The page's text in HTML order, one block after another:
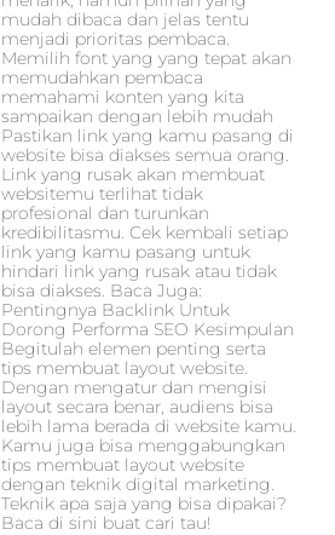
mudah dibaca dan jelas tentu
menjadi prioritas pembaca.
Memilih font yang yang tepat akan
memudahkan pembaca
memahami konten yang kita
sampaikan dengan lebih mudah
Pastikan link yang kamu pasang di
website bisa diakses semua orang.
Link yang rusak akan membuat
websitemu terlihat tidak
profesional dan turunkan
kredibilitasmu. Cek kembali setiap
link yang kamu pasang untuk
hindari link yang rusak atau tidak
bisa diakses. Baca Juga:
Pentingnya Backlink Untuk
Dorong Performa SEO Kesimpulan
Begitulah elemen penting serta
tips membuat layout website.
Dengan mengatur dan mengisi
layout secara benar, audiens bisa
lebih lama berada di website kamu.
Kamu juga bisa menggabungkan
tips membuat layout website
dengan teknik digital marketing.
Teknik apa saja yang bisa dipakai?
Baca di sini buat cari tau!